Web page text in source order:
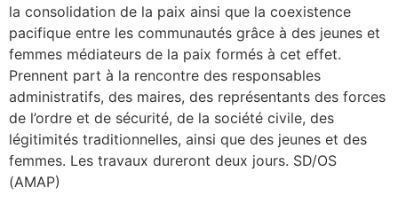
la consolidation de la paix ainsi que la coexistence
pacifique entre les communautés grâce à des jeunes et
femmes médiateurs de la paix formés à cet effet.
Prennent part à la rencontre des responsables
administratifs, des maires, des représentants des forces
de l’ordre et de sécurité, de la société civile, des
légitimités traditionnelles, ainsi que des jeunes et des
femmes. Les travaux dureront deux jours. SD/OS
(AMAP)